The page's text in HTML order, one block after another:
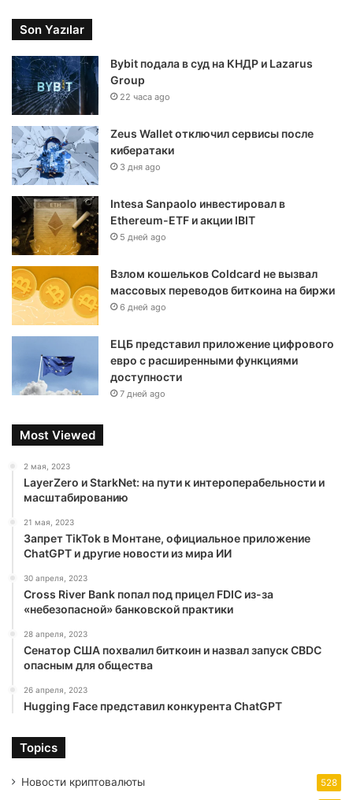
Son Yazılar
Bybit подала в суд на КНДР и Lazarus
Group
22 часа ago
Zeus Wallet отключил сервисы после
кибератаки
3 дня ago
Intesa Sanpaolo инвестировал в
Ethereum-ETF и акции IBIT
5 дней ago
Взлом кошельков Coldcard не вызвал
массовых переводов биткоина на биржи
6 дней ago
ЕЦБ представил приложение цифрового
евро с расширенными функциями
доступности
7 дней ago
Most Viewed
2 мая, 2023
LayerZero и StarkNet: на пути к интероперабельности и
масштабированию
21 мая, 2023
Запрет TikTok в Монтане, официальное приложение
ChatGPT и другие новости из мира ИИ
30 апреля, 2023
Cross River Bank попал под прицел FDIC из-за
«небезопасной» банковской практики
28 апреля, 2023
Сенатор США похвалил биткоин и назвал запуск CBDC
опасным для общества
26 апреля, 2023
Hugging Face представил конкурента ChatGPT
Topics
Новости криптовалюты 528